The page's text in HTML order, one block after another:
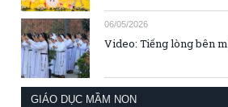
06/05/2026
Video: Tiếng lòng bên
GIÁO DỤC MẦM NON